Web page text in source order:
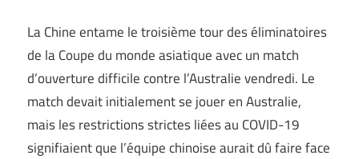
La Chine entame le troisième tour des éliminatoires
de la Coupe du monde asiatique avec un match
d’ouverture difficile contre l’Australie vendredi. Le
match devait initialement se jouer en Australie,
mais les restrictions strictes liées au COVID-19
signifiaient que l’équipe chinoise aurait dû faire face